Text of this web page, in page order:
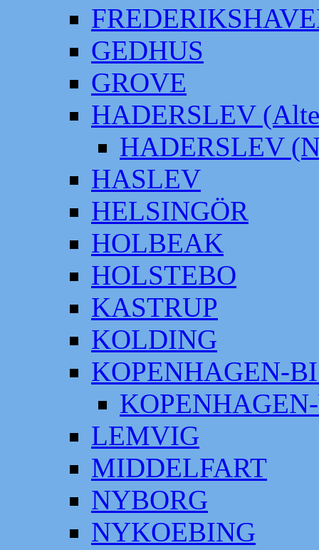
GEDHUS
GROVE
HADERSLEV
HADERSLEV
HASLEV
HELSINGÖR
HOLBEAK
HOLSTEBO
KASTRUP
KOLDING
KOPENHAGEN-
LEMVIG
MIDDELFART
NYBORG
NYKOEBING